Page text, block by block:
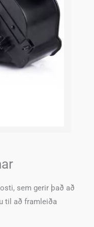
sem gerir það að
til að framleiða